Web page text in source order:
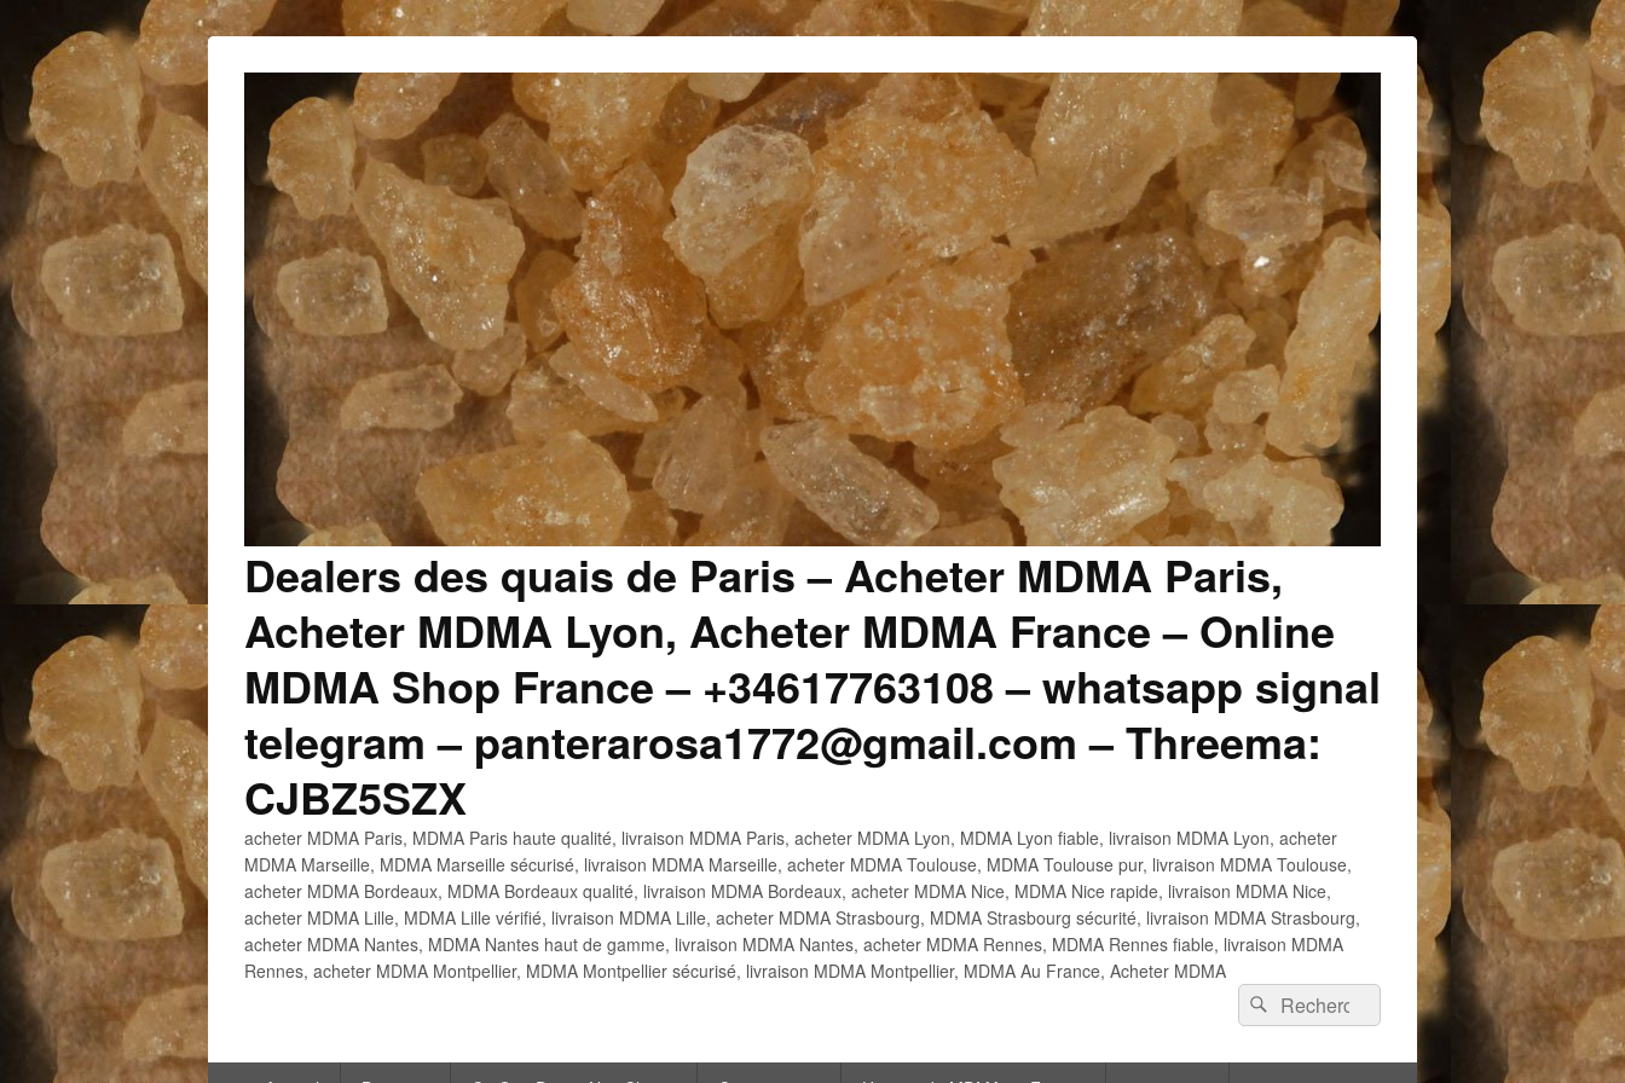
Dealers des quais de Paris – Acheter MDMA Paris,
Acheter MDMA Lyon, Acheter MDMA France – Online
MDMA Shop France – +34617763108 – whatsapp signal
telegram – panterarosa1772@gmail.com – Threema:
CJBZ5SZX
acheter MDMA Paris, MDMA Paris haute qualité, livraison MDMA Paris, acheter MDMA Lyon, MDMA Lyon fiable, livraison MDMA Lyon, acheter
MDMA Marseille, MDMA Marseille sécurisé, livraison MDMA Marseille, acheter MDMA Toulouse, MDMA Toulouse pur, livraison MDMA Toulouse,
acheter MDMA Bordeaux, MDMA Bordeaux qualité, livraison MDMA Bordeaux, acheter MDMA Nice, MDMA Nice rapide, livraison MDMA Nice,
acheter MDMA Lille, MDMA Lille vérifié, livraison MDMA Lille, acheter MDMA Strasbourg, MDMA Strasbourg sécurité, livraison MDMA Strasbourg,
acheter MDMA Nantes, MDMA Nantes haut de gamme, livraison MDMA Nantes, acheter MDMA Rennes, MDMA Rennes fiable, livraison MDMA
Rennes, acheter MDMA Montpellier, MDMA Montpellier sécurisé, livraison MDMA Montpellier, MDMA Au France, Acheter MDMA
Recherche :
Rechercher
Menu